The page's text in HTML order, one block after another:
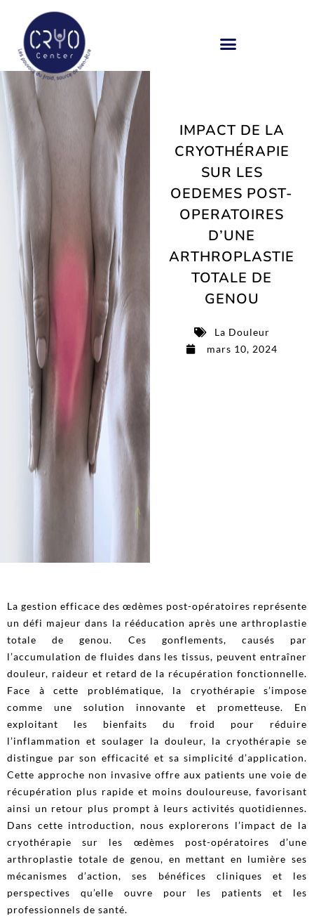
IMPACT DE LA
CRYOTHÉRAPIE
SUR LES
OEDEMES POST-
OPERATOIRES
D’UNE
ARTHROPLASTIE
TOTALE DE
GENOU
La Douleur
mars 10, 2024
La gestion efficace des œdèmes post-opératoires représente
un défi majeur dans la rééducation après une arthroplastie
totale de genou. Ces gonflements, causés par
l’accumulation de fluides dans les tissus, peuvent entraîner
douleur, raideur et retard de la récupération fonctionnelle.
Face à cette problématique, la cryothérapie s’impose
comme une solution innovante et prometteuse. En
exploitant les bienfaits du froid pour réduire
l’inflammation et soulager la douleur, la cryothérapie se
distingue par son efficacité et sa simplicité d’application.
Cette approche non invasive offre aux patients une voie de
récupération plus rapide et moins douloureuse, favorisant
ainsi un retour plus prompt à leurs activités quotidiennes.
Dans cette introduction, nous explorerons l’impact de la
cryothérapie sur les œdèmes post-opératoires d’une
arthroplastie totale de genou, en mettant en lumière ses
mécanismes d’action, ses bénéfices cliniques et les
perspectives qu’elle ouvre pour les patients et les
professionnels de santé.